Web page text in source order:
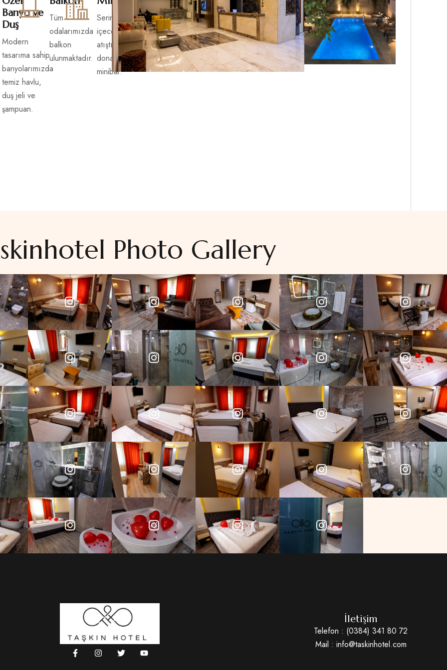
Banyo ve
Duş
Modern
tasarıma sahip
banyolarımızda
temiz havlu,
duş jeli ve
şampuan.
Tüm
odalarımızda
balkon
ulunmaktadır.
Serinletici
içecekler ve
atıştırmalıklarla
donatılmış
minibar.
Photo Gallery
İletişim
Telefon : (0384) 341 80 72
Mail : info@taskinhotel.com